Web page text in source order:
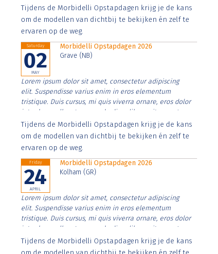
Aenean faucibus nibh et justo cursus id rutrum lorem
imperdiet. Nunc ut sem vitae risus tristique posuere.
Tijdens de Morbidelli Opstapdagen krijg je de kans
om de modellen van dichtbij te bekijken én zelf te
ervaren op de weg.
Saturday
02
MAY
Morbidelli Opstapdagen 2026
Grave (NB)
Lorem ipsum dolor sit amet, consectetur adipiscing
elit. Suspendisse varius enim in eros elementum
tristique. Duis cursus, mi quis viverra ornare, eros dolor
interdum nulla, ut commodo diam libero vitae erat.
Aenean faucibus nibh et justo cursus id rutrum lorem
imperdiet. Nunc ut sem vitae risus tristique posuere.
Tijdens de Morbidelli Opstapdagen krijg je de kans
om de modellen van dichtbij te bekijken én zelf te
ervaren op de weg.
Friday
24
APRIL
Morbidelli Opstapdagen 2026
Kolham (GR)
Lorem ipsum dolor sit amet, consectetur adipiscing
elit. Suspendisse varius enim in eros elementum
tristique. Duis cursus, mi quis viverra ornare, eros dolor
interdum nulla, ut commodo diam libero vitae erat.
Aenean faucibus nibh et justo cursus id rutrum lorem
imperdiet. Nunc ut sem vitae risus tristique posuere.
Tijdens de Morbidelli Opstapdagen krijg je de kans